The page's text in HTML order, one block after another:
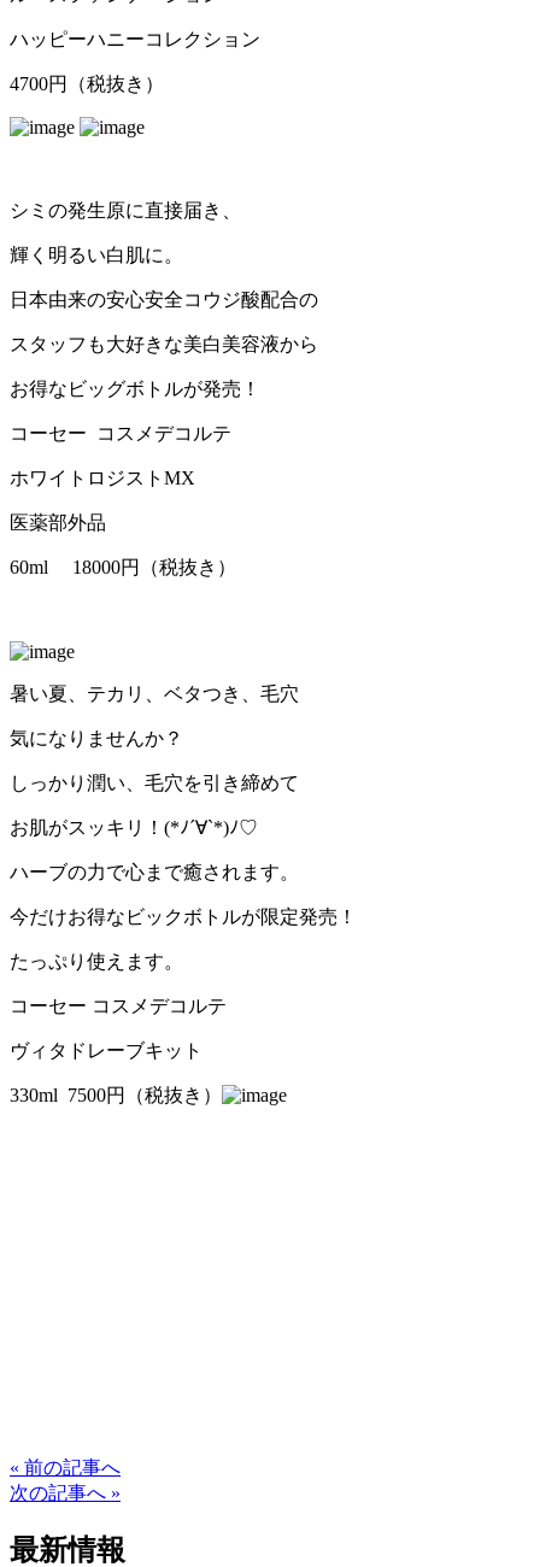
ハッピーハニーコレクション
4700円（税抜き）
シミの発生原に直接届き、
輝く明るい白肌に。
日本由来の安心安全コウジ酸配合の
スタッフも大好きな美白美容液から
お得なビッグボトルが発売！
コーセー コスメデコルテ
ホワイトロジストMX
医薬部外品
60ml 18000円（税抜き）
暑い夏、テカリ、ベタつき、毛穴
気になりませんか？
しっかり潤い、毛穴を引き締めて
お肌がスッキリ！(*ﾉ´∀`*)ﾉ♡
ハーブの力で心まで癒されます。
今だけお得なビックボトルが限定発売！
たっぷり使えます。
コーセー コスメデコルテ
ヴィタドレーブキット
330ml 7500円（税抜き）
« 前の記事へ
次の記事へ »
最新情報